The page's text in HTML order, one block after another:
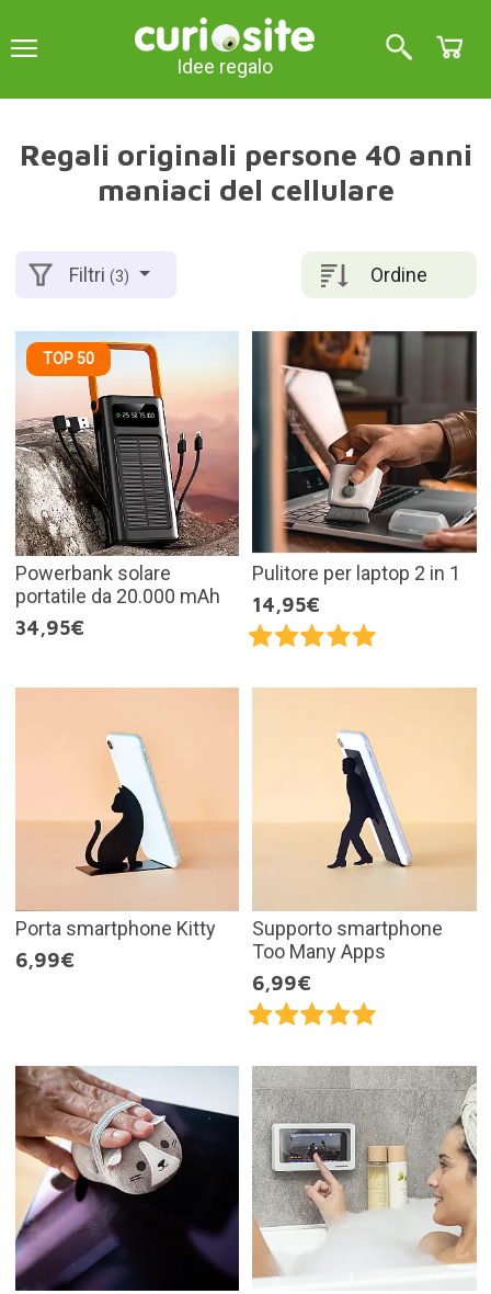
Idee regalo
Regali originali persone 40 anni
maniaci del cellulare
Ordine
Filtri(3)
TOP 50
Powerbank solare
portatile da 20.000 mAh
34,95€
Pulitore per laptop 2 in 1
14,95€
Porta smartphone Kitty
6,99€
Supporto smartphone
Too Many Apps
6,99€